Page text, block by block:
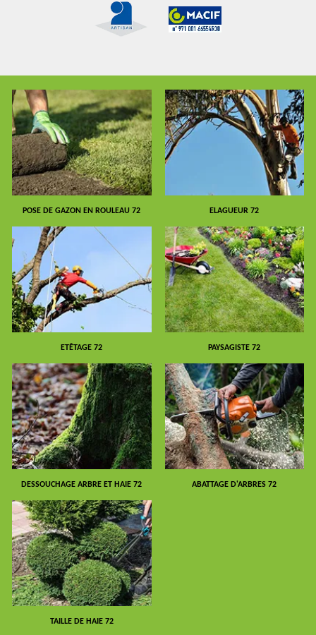
POSE DE GAZON EN ROULEAU 72 ELAGUEUR 72
ETÊTAGE 72 PAYSAGISTE 72
DESSOUCHAGE ARBRE ET HAIE 72 ABATTAGE D'ARBRES 72
TAILLE DE HAIE 72